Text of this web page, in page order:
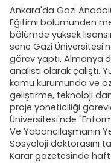
Ankara'da Gazi
Eğitimi bölümünden
bölümde yüksek
sene Gazi
görev yaptı.
analisti olarak çalıştı.
kamu kurumunda ve
geliştirme, teknoloji
proje yöneticiliği
Üniversitesi'nde "
Ve Yabancılaşmanın
Sosyoloji doktorasını
Karar gazetesinde